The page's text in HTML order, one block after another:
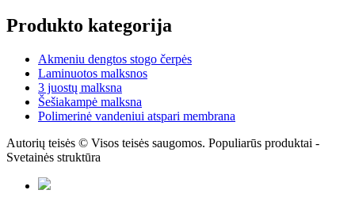
Produkto kategorija
Akmeniu dengtos stogo čerpės
Laminuotos malksnos
3 juostų malksna
Šešiakampė malksna
Polimerinė vandeniui atspari membrana
Autorių teisės © Visos teisės saugomos. Populiarūs produktai -
Svetainės struktūra